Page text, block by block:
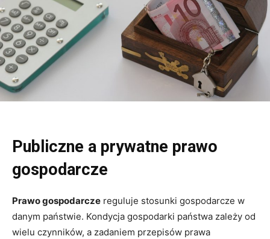
Publiczne a prywatne prawo
gospodarcze
Prawo gospodarcze reguluje stosunki gospodarcze w
danym państwie. Kondycja gospodarki państwa zależy od
wielu czynników, a zadaniem przepisów prawa